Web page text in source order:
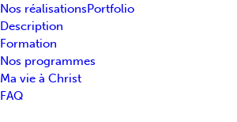
Nos réalisations Portfolio
Description
Formation
Nos programmes
Ma vie à Christ
FAQ